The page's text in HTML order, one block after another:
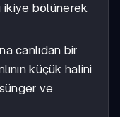
ikiye bölünerek
canlıdan bir
küçük halini
sünger ve